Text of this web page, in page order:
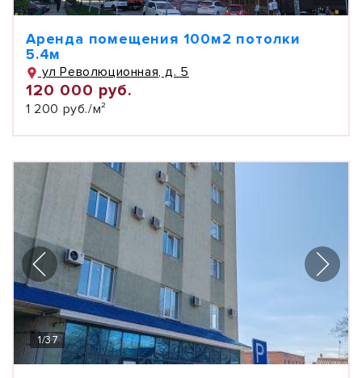
Аренда помещения 100м2 потолки
5.4м
ул Революционная, д. 5
120 000 руб.
1 200 руб./м²
1/37